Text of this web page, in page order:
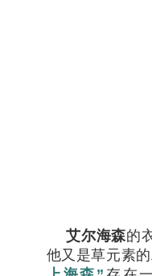
艾尔海森的
他又是草元素